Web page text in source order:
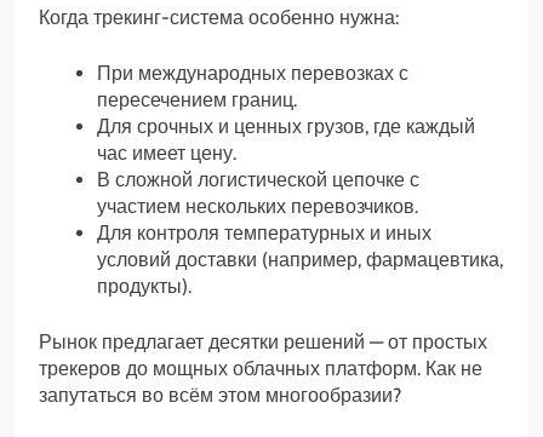
Когда трекинг-система особенно нужна:
При международных перевозках с
пересечением границ.
Для срочных и ценных грузов, где каждый
час имеет цену.
В сложной логистической цепочке с
участием нескольких перевозчиков.
Для контроля температурных и иных
условий доставки (например, фармацевтика,
продукты).
Рынок предлагает десятки решений — от простых
трекеров до мощных облачных платформ. Как не
запутаться во всём этом многообразии?